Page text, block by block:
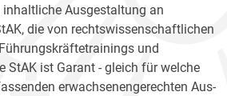
Ausgestaltung an
die von rechtswissenschaftlichen
und
StAK ist Garant - gleich für welche
erwachsenengerechten Aus-